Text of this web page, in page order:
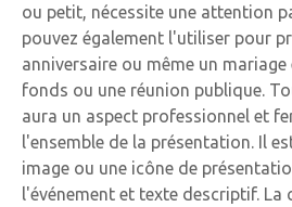
ou petit, nécessite une attention
pouvez également l'utiliser pour
anniversaire ou même un
fonds ou une réunion publique.
aura un aspect professionnel et
l'ensemble de la présentation. Il
image ou une icône de
l'événement et texte descriptif.